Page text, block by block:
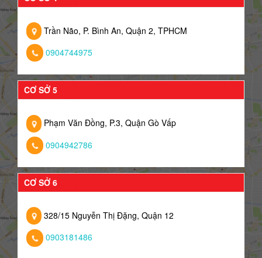
Trần Não, P. Bình An, Quận 2, TPHCM
0904744975
CƠ SỞ 5
Phạm Văn Đồng, P.3, Quận Gò Vấp
0904942786
CƠ SỞ 6
328/15 Nguyễn Thị Đặng, Quận 12
0903181486